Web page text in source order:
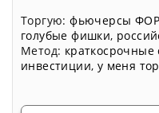
Торгую:фьючерсы
голубые фишки,
Метод: краткосрочные
инвестиции, у меня